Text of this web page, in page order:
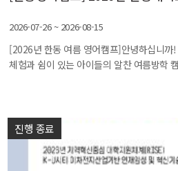
2026-07-26 ~ 2026-08-15
[2026년 한동 여름 영어캠프]안녕하십니
체험과 쉼이 있는 아이들의 알찬 여름방학
진행 종료